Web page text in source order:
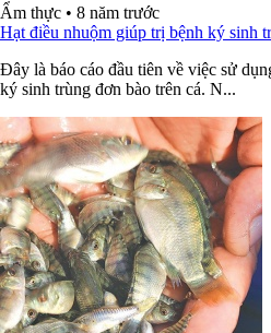
Ẩm thực • 8 năm trước
Hạt điều nhuộm giúp trị bệnh ký sinh
Đây là báo cáo đầu tiên về việc sử
ký sinh trùng đơn bào trên cá. N...